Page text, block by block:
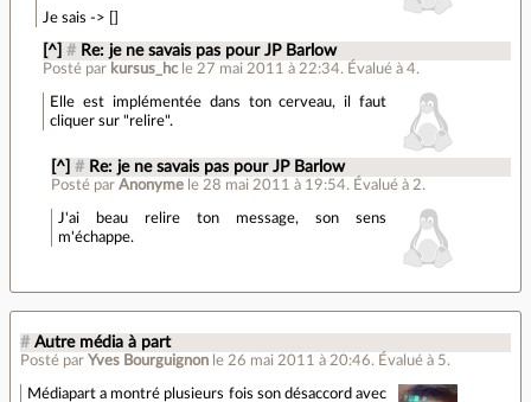
Je sais -> []
[^] # Re: je ne savais pas pour JP Barlow
Posté par kursus_hc le 27 mai 2011 à 22:34. Évalué à4.
Elle est implémentée dans ton cerveau, il faut
cliquer sur "relire".
[^] # Re: je ne savais pas pour JP Barlow
Posté par Anonyme le 28 mai 2011 à 19:54. Évalué à 2.
J'ai beau relire ton message, son sens
m'échappe.
# Autre média à part
Posté par Yves Bourguignon le 26 mai 2011 à 20:46. Évalué à 5.
Médiapart a montré plusieurs fois son désaccord avec